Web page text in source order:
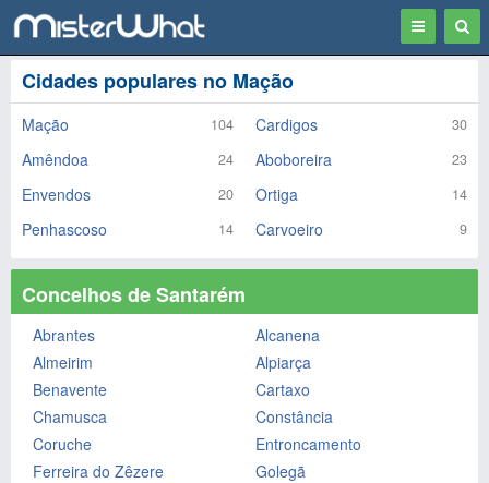
Toggle
navigation
Cidades populares no Mação
Mação 104 Cardigos 30
Amêndoa 24 Aboboreira 23
Envendos 20 Ortiga 14
Penhascoso 14 Carvoeiro 9
Concelhos de Santarém
Abrantes
Alcanena
Almeirim
Alpiarça
Benavente
Cartaxo
Chamusca
Constância
Coruche
Entroncamento
Ferreira do Zêzere
Golegã